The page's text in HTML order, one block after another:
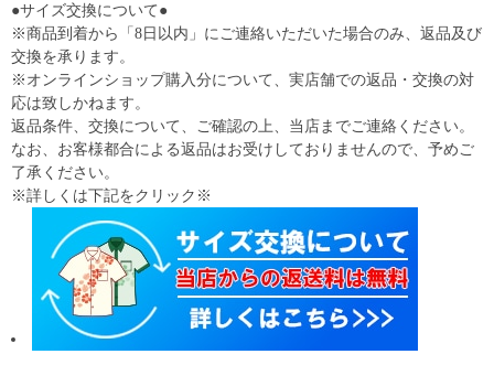
●サイズ交換について●
※商品到着から「8日以内」にご連絡いただいた場合のみ、返品及び
交換を承ります。
※オンラインショップ購入分について、実店舗での返品・交換の対
応は致しかねます。
返品条件、交換について、ご確認の上、当店までご連絡ください。
なお、お客様都合による返品はお受けしておりませんので、予めご
了承ください。
※詳しくは下記をクリック※